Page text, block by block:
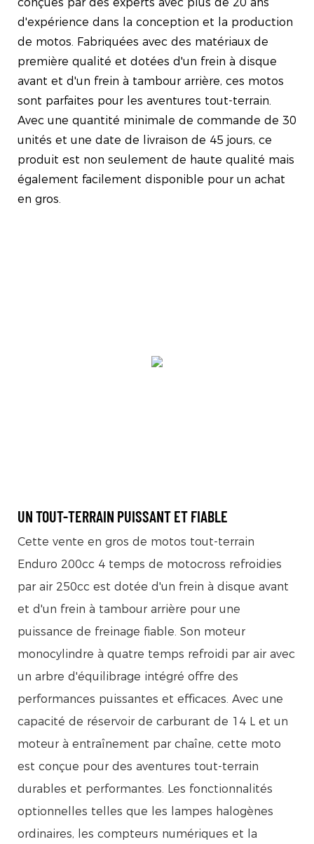
d'expérience dans la conception et la production
de motos. Fabriquées avec des matériaux de
première qualité et dotées d'un frein à disque
avant et d'un frein à tambour arrière, ces motos
sont parfaites pour les aventures tout-terrain.
Avec une quantité minimale de commande de 30
unités et une date de livraison de 45 jours, ce
produit est non seulement de haute qualité mais
également facilement disponible pour un achat
en gros.
UN TOUT-TERRAIN PUISSANT ET FIABLE
Cette vente en gros de motos tout-terrain
Enduro 200cc 4 temps de motocross refroidies
par air 250cc est dotée d'un frein à disque avant
et d'un frein à tambour arrière pour une
puissance de freinage fiable. Son moteur
monocylindre à quatre temps refroidi par air avec
un arbre d'équilibrage intégré offre des
performances puissantes et efficaces. Avec une
capacité de réservoir de carburant de 14 L et un
moteur à entraînement par chaîne, cette moto
est conçue pour des aventures tout-terrain
durables et performantes. Les fonctionnalités
optionnelles telles que les lampes halogènes
ordinaires, les compteurs numériques et la